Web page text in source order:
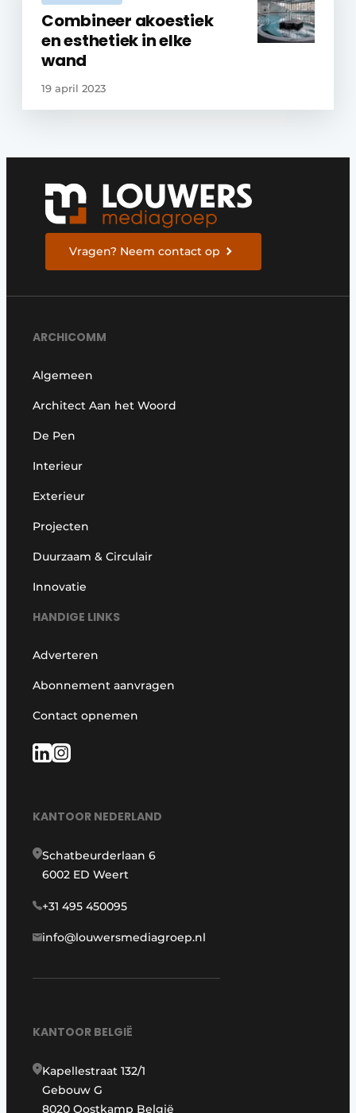
Combineer akoestiek
en esthetiek in elke
wand
19 april 2023
Vragen? Neem contact op
ARCHICOMM
Algemeen
Architect Aan het Woord
De Pen
Interieur
Exterieur
Projecten
Duurzaam & Circulair
Innovatie
HANDIGE LINKS
Adverteren
Abonnement aanvragen
Contact opnemen
KANTOOR NEDERLAND
Schatbeurderlaan 6
6002 ED Weert
+31 495 450095
info@louwersmediagroep.nl
KANTOOR BELGIË
Kapellestraat 132/1
Gebouw G
8020 Oostkamp België